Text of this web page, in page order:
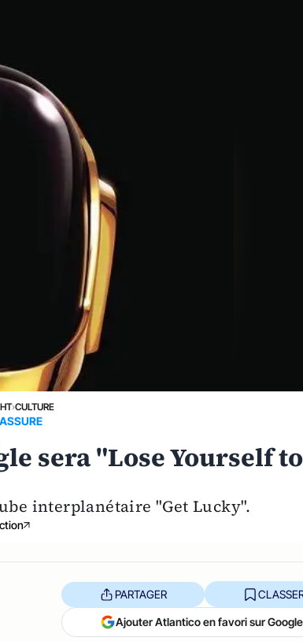
›CULTURE
sera "Lose Yourself to
interplanétaire "Get Lucky".
PARTAGER
Ajouter Atlantico en favori sur Google